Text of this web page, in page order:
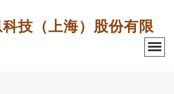
技（上海）股份有限